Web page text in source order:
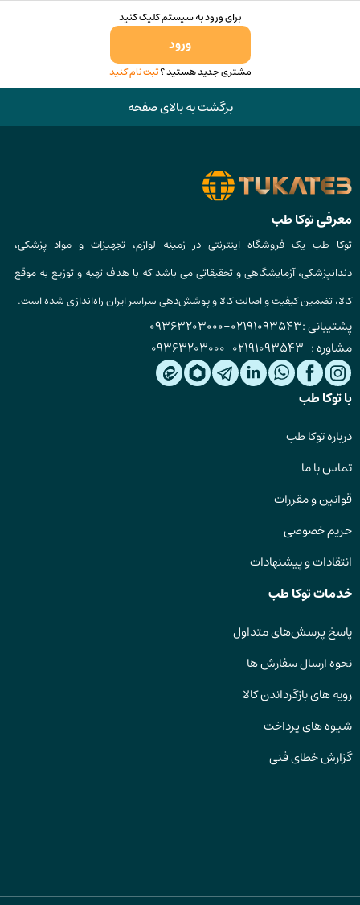
برای ورود به سیستم کلیک کنید
ورود
مشتری جدید هستید ؟ثبت نام کنید
برگشت به بالای صفحه
معرفی توکا طب
توکا طب یک فروشگاه اینترنتی در زمینه لوازم، تجهیزات و مواد پزشکی،
دندانپزشکی، آزمایشگاهی و تحقیقاتی می باشد که با هدف تهیه و توزیع به موقع
کالا، تضمین کیفیت و اصالت کالا و پوشش‌دهی سراسر ایران راه‌اندازی شده است.
پشتیبانی :02191093543
-
09363203000
مشاوره : 02191093543
-
09363203000
با توکا طب
درباره توکا طب
تماس با ما
قوانین و مقررات
حریم خصوصی
انتقادات و پیشنهادات
خدمات توکا طب
پاسخ پرسش‌های متداول
نحوه ارسال سفارش ها
رویه های بازگرداندن کالا
شیوه های پرداخت
گزارش خطای فنی